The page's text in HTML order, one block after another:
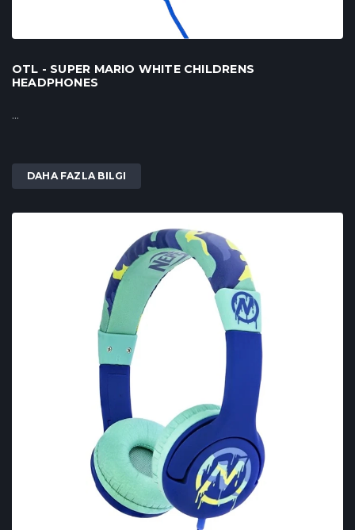
OTL - SUPER MARIO WHITE CHILDRENS
HEADPHONES
...
DAHA FAZLA BILGI